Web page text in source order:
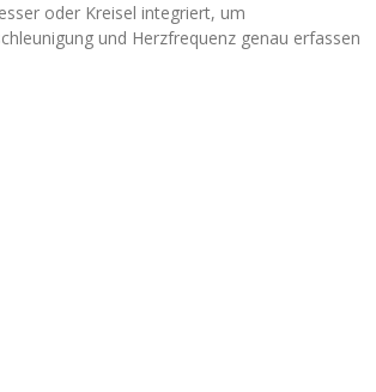
oder Kreisel integriert, um
und Herzfrequenz genau erfassen